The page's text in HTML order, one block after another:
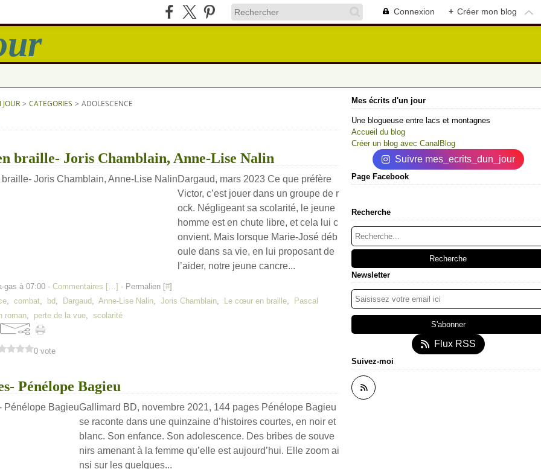
Connexion + Créer mon blog
> CATEGORIES > ADOLESCENCE
braille- Joris Chamblain, Anne-Lise Nalin
Dargaud, mars 2023 Ce que préfère
Victor, c’est jouer dans un groupe de r
ock. Négligeant sa scolarité, le jeune
homme est en chute libre, et cela lui c
onvient. Mais lorsque Marie-José déb
oule dans sa vie, en lui proposant de
l’aider, notre jeune cancre...
gas à 07:00 - Commentaires […] - Permalien [#]
, combat, bd, Dargaud, Anne-Lise Nalin, Joris Chamblain, Le cœur en braille,
Pascal
roman, perte de la vue, scolarité
0 vote
Pénélope Bagieu
Gallimard BD, novembre 2021, 144 pages Pénélope Bagieu
se raconte dans une quinzaine d’histoires courtes, en noir et
blanc. Son enfance. Son adolescence. Des bribes de souve
nirs amenant à la femme qu’elle est aujourd’hui. Elle zoom ai
nsi sur les quelques...
Mes écrits d'un jour
Une blogueuse entre lacs et montagnes
Accueil du blog
Créer un blog avec CanalBlog
Suivre mes_ecrits_dun_jour
Page Facebook
Recherche
Newsletter
Flux RSS
Suivez-moi